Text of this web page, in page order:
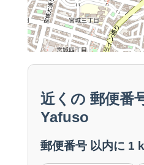
近くの 郵便番
Yafuso
郵便番号 以内に 1